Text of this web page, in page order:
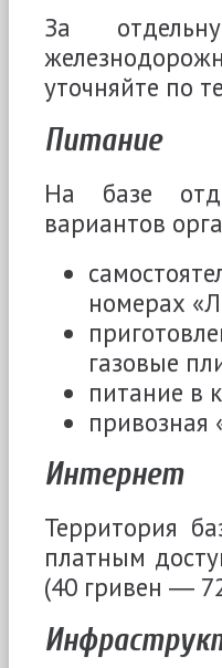
За
уточняйте по
Питание
На базе
вариантов
номерах
газовые
питание в
привозная
Интернет
Территория
платным
(40 гривен ―